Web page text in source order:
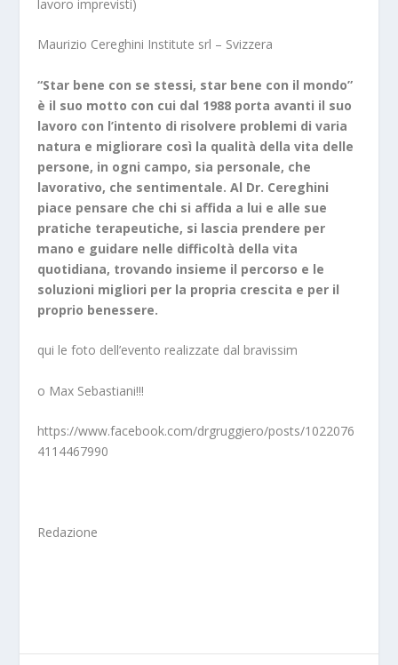
lavoro imprevisti)
Maurizio Cereghini Institute srl – Svizzera
“Star bene con se stessi, star bene con il mondo”
è il suo motto con cui dal 1988 porta avanti il suo
lavoro con l’intento di risolvere problemi di varia
natura e migliorare così la qualità della vita delle
persone, in ogni campo, sia personale, che
lavorativo, che sentimentale. Al Dr. Cereghini
piace pensare che chi si affida a lui e alle sue
pratiche terapeutiche, si lascia prendere per
mano e guidare nelle difficoltà della vita
quotidiana, trovando insieme il percorso e le
soluzioni migliori per la propria crescita e per il
proprio benessere.
qui le foto dell’evento realizzate dal bravissim
o Max Sebastiani!!!
https://www.facebook.com/drgruggiero/posts/1022076
4114467990
Redazione